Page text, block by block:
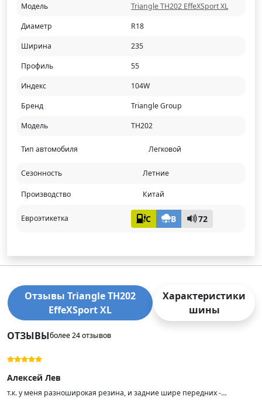
Модель
Triangle TH202 EffeXSport XL
Диаметр
R18
Ширина
235
Профиль
55
Индекс
104W
Бренд
Triangle Group
Модель
TH202
Тип автомобиля Легковой
Сезонность Летние
Производство Китай
Евроэтикетка C B 72
Отзывы Triangle TH202
EffeXSport XL
Характеристики
шины
ОТЗЫВЫболее 24 отзывов
Алексей Лев
т.к. у меня разноширокая резина, и задние шире передних -